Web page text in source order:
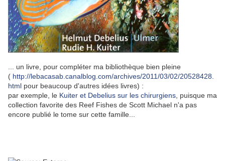
... un livre, pour compléter ma bibliothèque bien pleine
( http://lebacasab.canalblog.com/archives/2011/03/02/20528428.
html pour beaucoup d'autres idées livres) :
par exemple, le Kuiter et Debelius sur les chirurgiens , puisque ma
collection favorite des Reef Fishes de Scott Michael n'a pas
encore publié le tome sur cette famille...